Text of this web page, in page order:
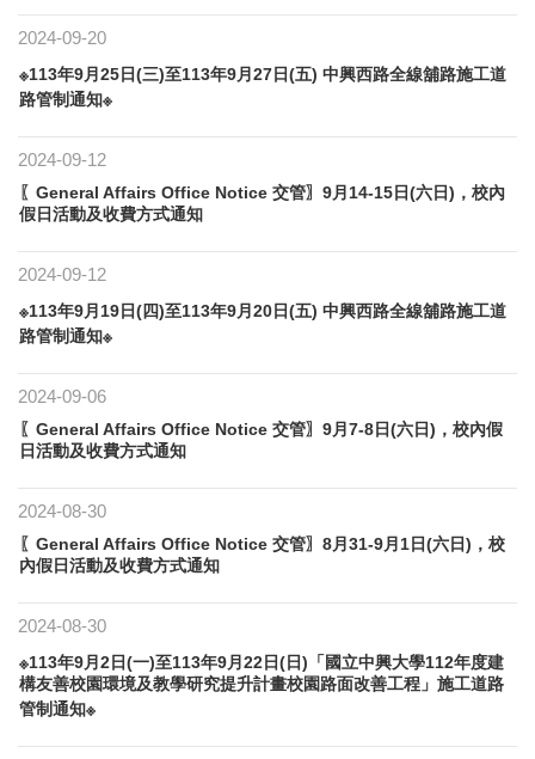
2024-09-20
※113年9月25日(三)至113年9月27日(五) 中興西路全線舖路施工道
路管制通知※
2024-09-12
〖General Affairs Office Notice 交管〗9月14-15日(六日)，校內
假日活動及收費方式通知
2024-09-12
※113年9月19日(四)至113年9月20日(五) 中興西路全線舖路施工道
路管制通知※
2024-09-06
〖General Affairs Office Notice 交管〗9月7-8日(六日)，校內假
日活動及收費方式通知
2024-08-30
〖General Affairs Office Notice 交管〗8月31-9月1日(六日)，校
內假日活動及收費方式通知
2024-08-30
※113年9月2日(一)至113年9月22日(日)「國立中興大學112年度建
構友善校園環境及教學研究提升計畫校園路面改善工程」施工道路
管制通知※